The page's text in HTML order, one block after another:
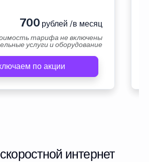
700 рублей /в месяц
тарифа не включены
услуги и оборудование
по акции
интернет